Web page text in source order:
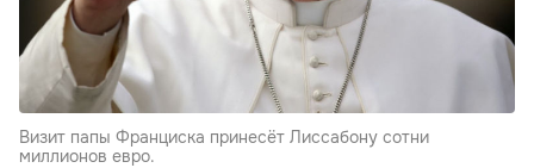
Визит папы Франциска принесёт Лиссабону сотни
миллионов евро.